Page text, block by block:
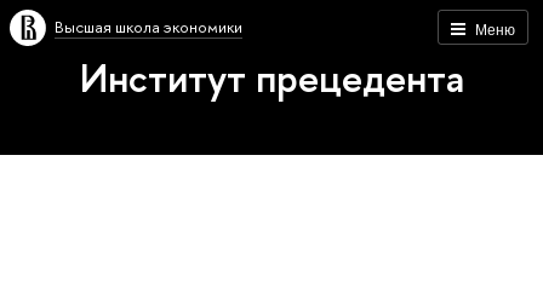
Меню
Высшая школа экономики
Институт прецедента